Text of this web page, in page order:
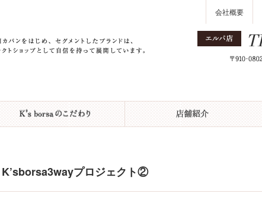
会社概要
K’sborsa3wayプロジェクト②